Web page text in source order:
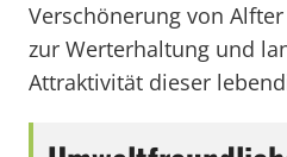
Verschönerung von
zur Werterhaltung und
Attraktivität dieser